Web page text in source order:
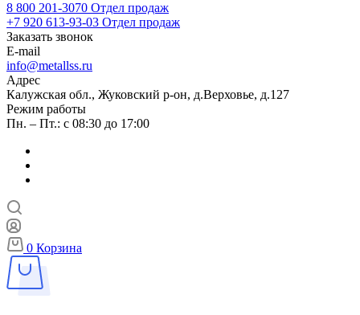
8 800 201-3070 Отдел продаж
+7 920 613-93-03 Отдел продаж
Заказать звонок
E-mail
info@metallss.ru
Адрес
Калужская обл., Жуковский р-он, д.Верховье, д.127
Режим работы
Пн. – Пт.: с 08:30 до 17:00
0 Корзина